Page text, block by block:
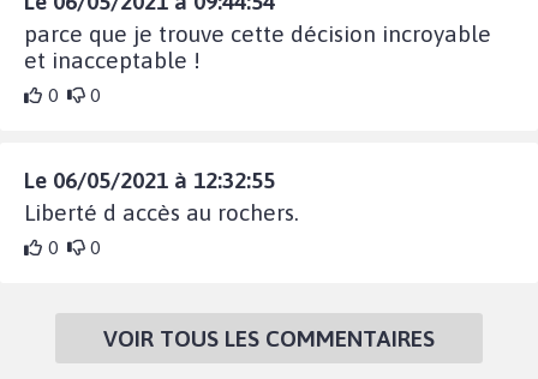
parce que je trouve cette décision incroyable
et inacceptable !
0 0
Le 06/05/2021 à 12:32:55
Liberté d accès au rochers.
0 0
VOIR TOUS LES COMMENTAIRES